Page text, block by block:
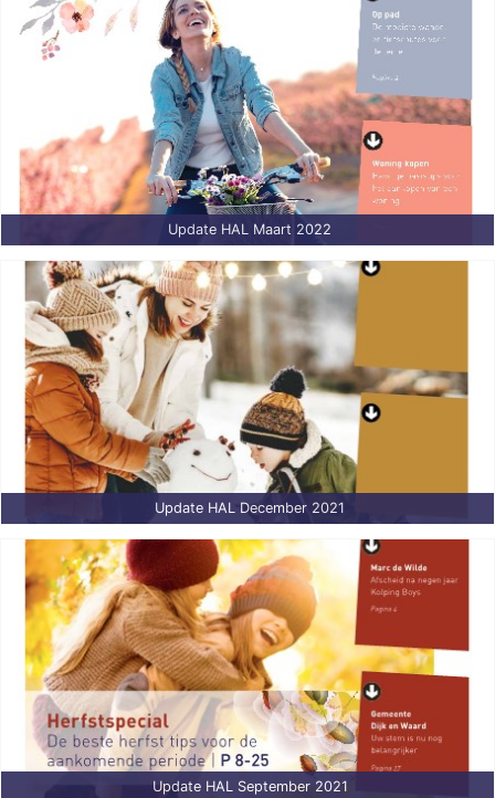
Update HAL Maart 2022
Update HAL December 2021
Update HAL September 2021